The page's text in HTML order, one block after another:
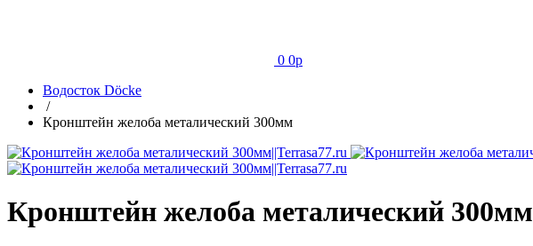
0 0p
Водосток Döcke
/
Кронштейн желоба металический 300мм
Кронштейн желоба металический 300мм